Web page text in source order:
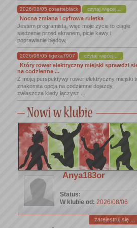
2026/08/05 cosetteblack czytaj więcej...
Nocna zmiana i cyfrowa ruletka
Jestem programistą, więc moje życie to ciągłe
siedzenie przed ekranem, picie kawy i
poprawianie błędów, ...
2026/08/05 tigexa7907 czytaj więcej...
Który rower elektryczny miejski sprawdzi
na codzienne ...
Z mojej perspektywy rower elektryczny miejski
znakomita opcja na codzienne dojazdy,
zwłaszcza kiedy łączysz ...
Anya183or
Status:
W klubie od: 2026/08/06
zarejestruj się ...